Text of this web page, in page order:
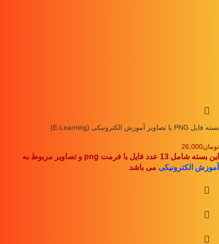
بسته فایل PNG با تصاویر آموزش الکترونیکی (E-Learning)
تومان26,000
این بسته شامل 13 عدد فایل با فرمت png و تصاویر مربوط به
آموزش الکترونیکی می باشد